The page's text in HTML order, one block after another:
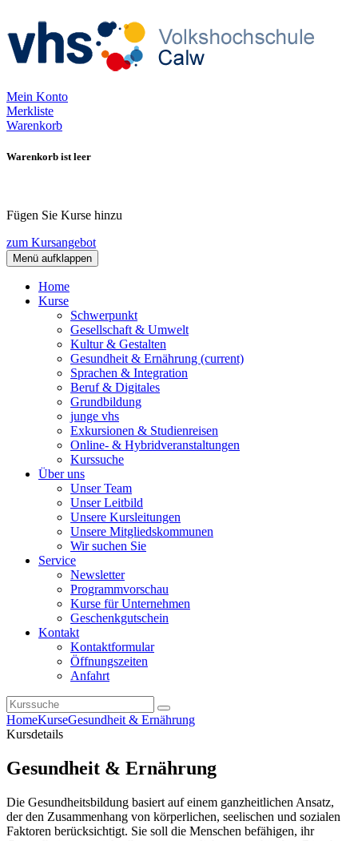
Mein Konto
Merkliste
Warenkorb
Warenkorb ist leer
Fügen Sie Kurse hinzu
zum Kursangebot
Menü aufklappen
Home
Kurse
Schwerpunkt
Gesellschaft & Umwelt
Kultur & Gestalten
Gesundheit & Ernährung (current)
Sprachen & Integration
Beruf & Digitales
Grundbildung
junge vhs
Exkursionen & Studienreisen
Online- & Hybridveranstaltungen
Kurssuche
Über uns
Unser Team
Unser Leitbild
Unsere Kursleitungen
Unsere Mitgliedskommunen
Wir suchen Sie
Service
Newsletter
Programmvorschau
Kurse für Unternehmen
Geschenkgutschein
Kontakt
Kontaktformular
Öffnungszeiten
Anfahrt
HomeKurseGesundheit & Ernährung
Kursdetails
Gesundheit & Ernährung
Die Gesundheitsbildung basiert auf einem ganzheitlichen Ansatz,
der den Zusammenhang von körperlichen, seelischen und sozialen
Faktoren berücksichtigt. Sie soll die Menschen befähigen, ihr